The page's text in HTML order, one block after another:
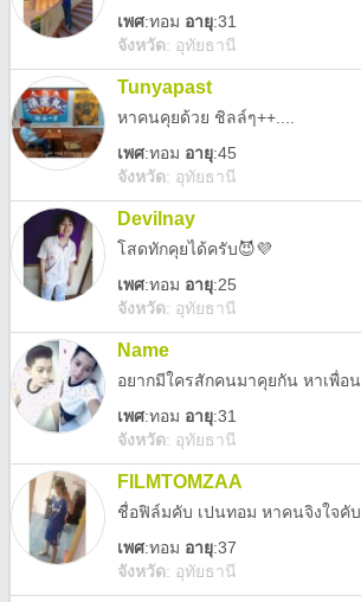
เพศ:ทอม อายุ:31
จังหวัด: อุทัยธานี
Tunyapast
หาคนคุยด้วย ชิลล์ๆ++....
เพศ:ทอม อายุ:45
จังหวัด: อุทัยธานี
Devilnay
โสดทักคุยได้ครับ😈💜
เพศ:ทอม อายุ:25
จังหวัด: อุทัยธานี
Name
อยากมีใครสักคนมาคุยกัน หาเพื่อ
เพศ:ทอม อายุ:31
จังหวัด: อุทัยธานี
FILMTOMZAA
เพศ:ทอม อายุ:37
จังหวัด: อุทัยธานี